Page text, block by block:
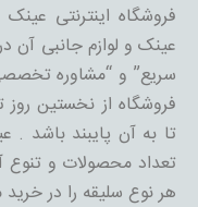
فروشگاه اینترنتی
عینک و لوازم جانبی آن
سریع” و “مشاوره
فروشگاه از نخستین
تا به آن پایبند باشد .
تعداد محصولات و تنوع
هر نوع سلیقه را در